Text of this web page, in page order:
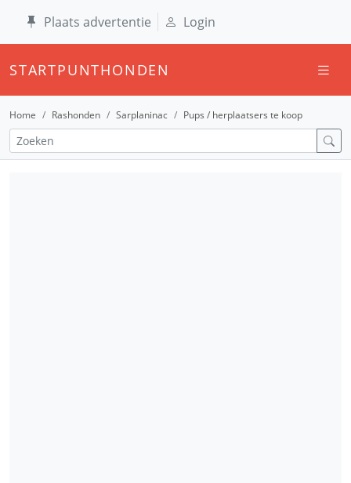
Plaats advertentie Login
STARTPUNTHONDEN
Home Rashonden Sarplaninac Pups / herplaatsers te koop